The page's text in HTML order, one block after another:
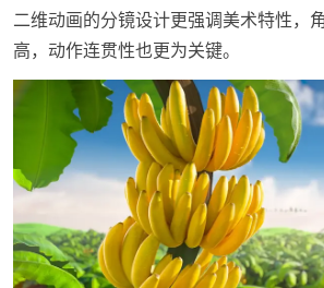
二维动画的分镜设计更强调美术特性，
高，动作连贯性也更为关键。